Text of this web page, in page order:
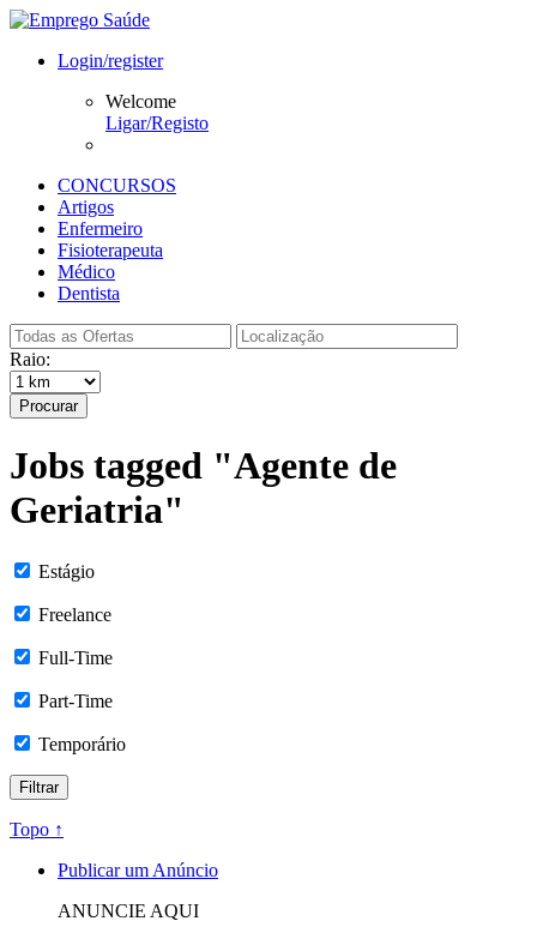
Login/register
Welcome
Ligar/Registo
CONCURSOS
Artigos
Enfermeiro
Fisioterapeuta
Médico
Dentista
Raio:
Procurar
Jobs tagged "Agente de
Geriatria"
Estágio
Freelance
Full-Time
Part-Time
Temporário
Topo ↑
Publicar um Anúncio
ANUNCIE AQUI